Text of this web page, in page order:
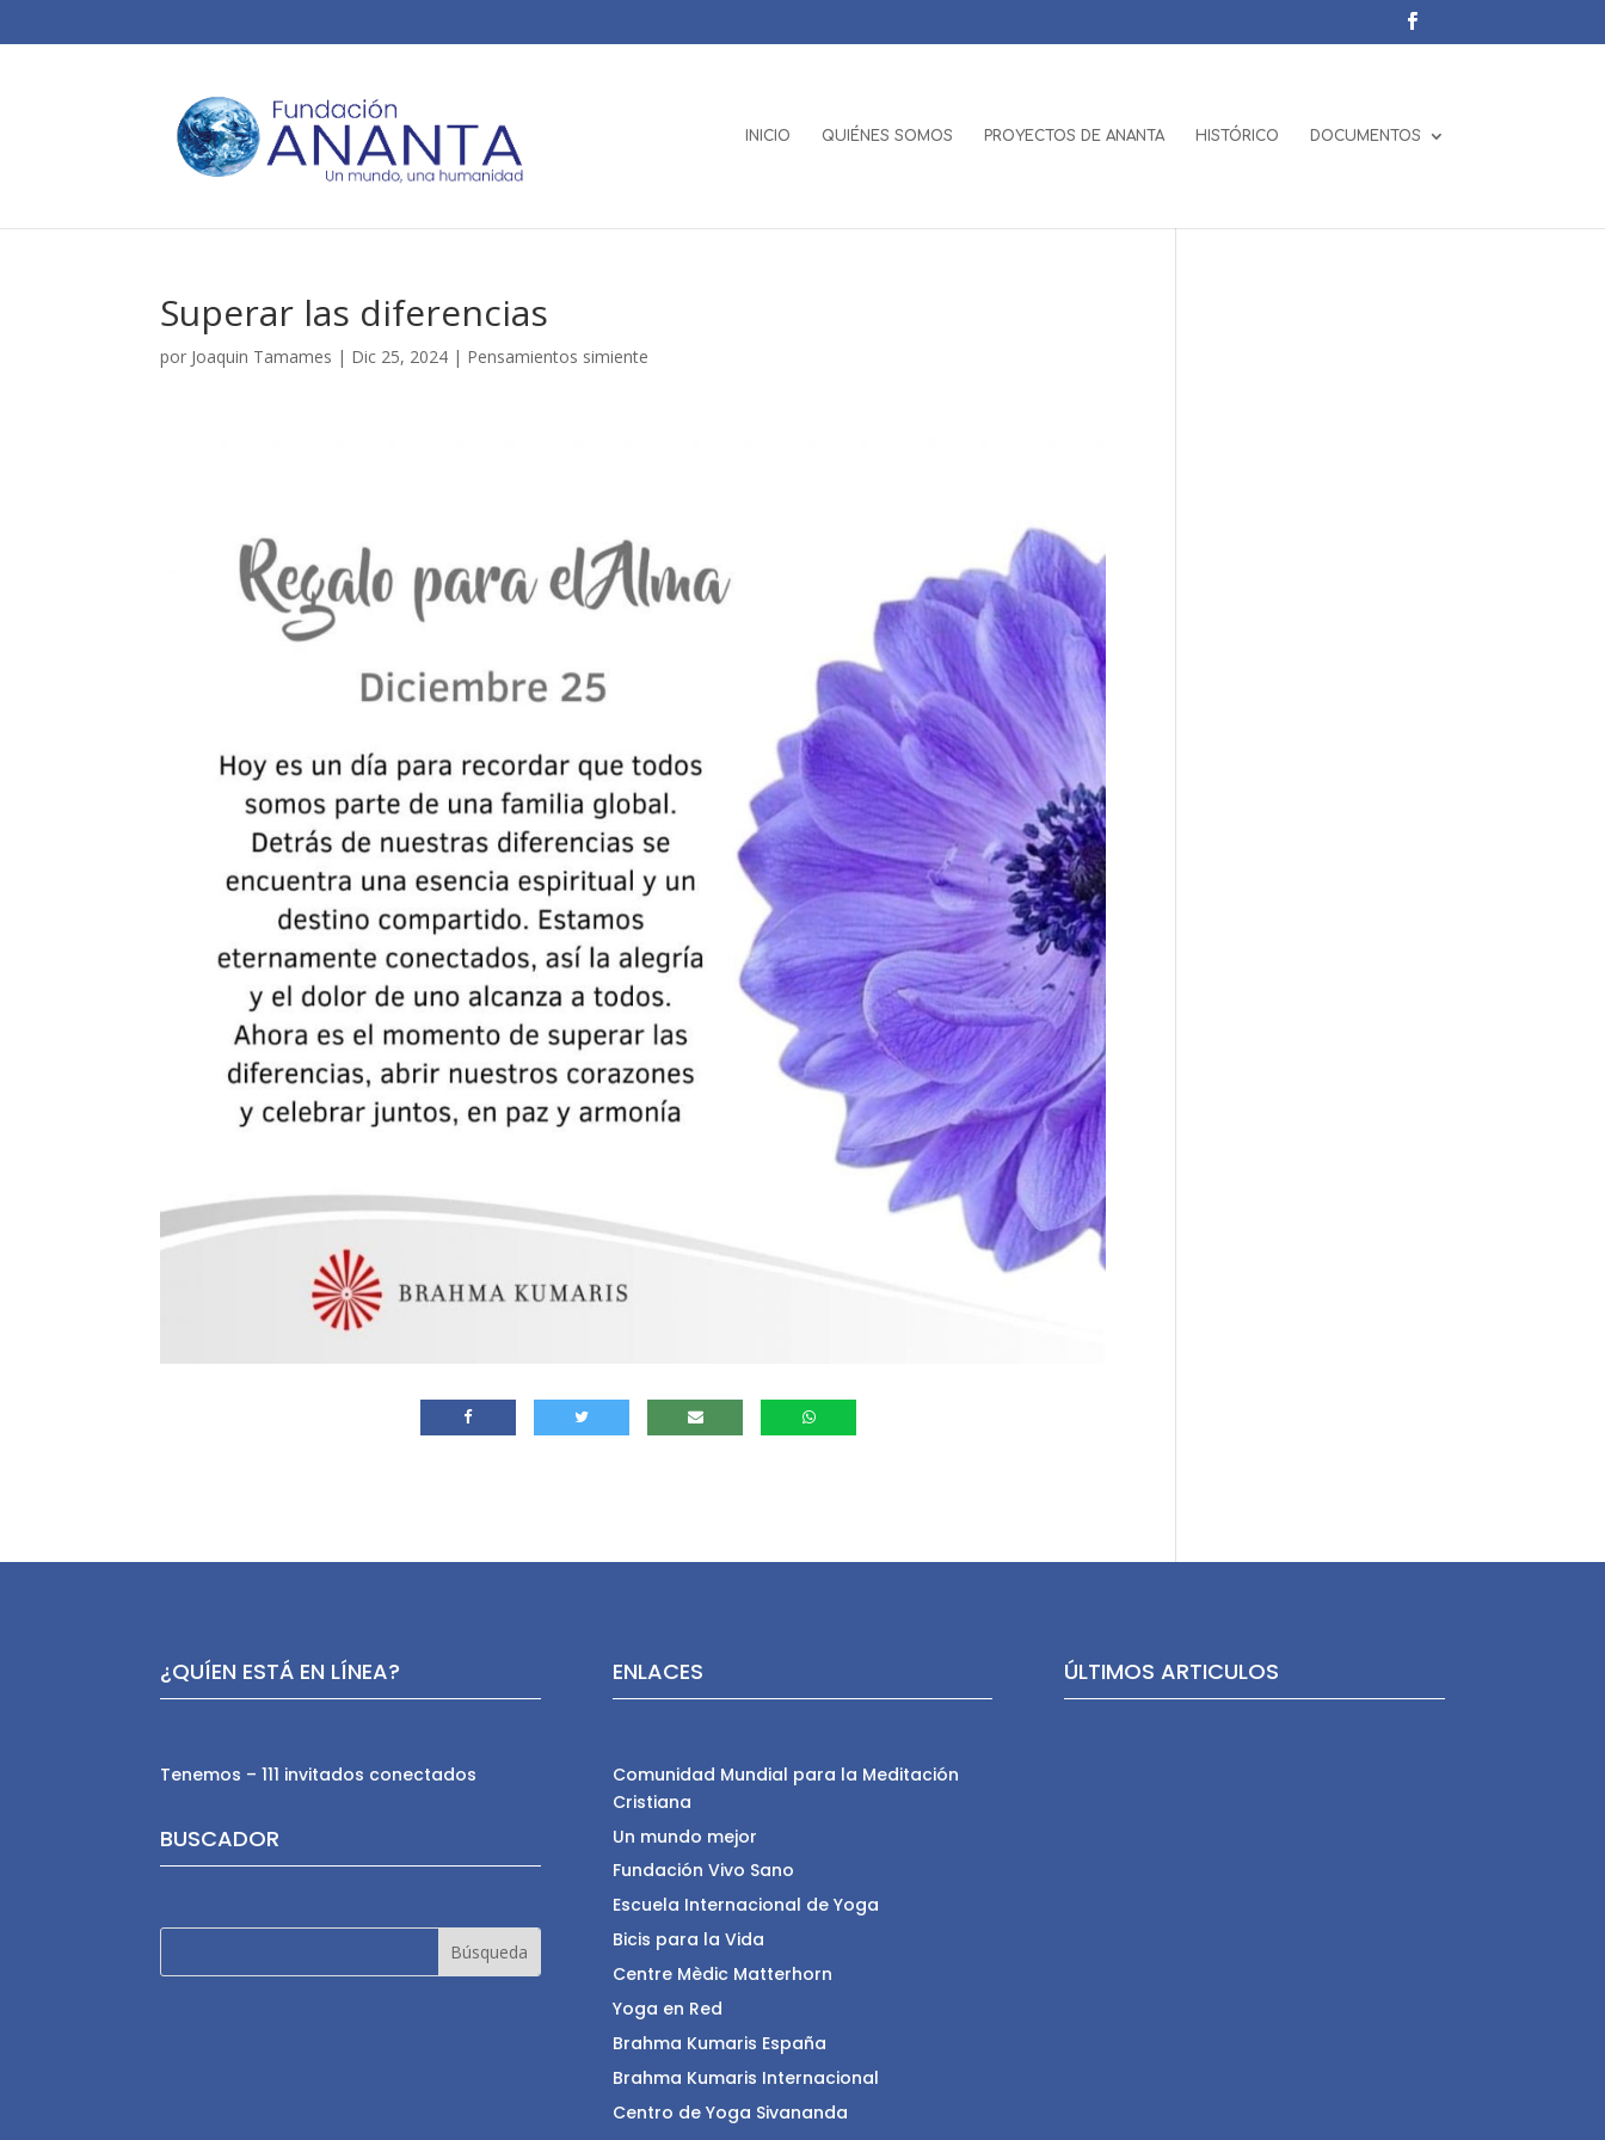
INICIO QUIÉNES SOMOS PROYECTOS DE ANANTA HISTÓRICO DOCUMENTOS
Superar las diferencias
por Joaquin Tamames | Dic 25, 2024 | Pensamientos simiente
¿QUÍEN ESTÁ EN LÍNEA?
Tenemos – 111 invitados conectados
BUSCADOR
ENLACES
Comunidad Mundial para la Meditación
Cristiana
Un mundo mejor
Fundación Vivo Sano
Escuela Internacional de Yoga
Bicis para la Vida
Centre Mèdic Matterhorn
Yoga en Red
Brahma Kumaris España
Brahma Kumaris Internacional
Centro de Yoga Sivananda
ÚLTIMOS ARTICULOS